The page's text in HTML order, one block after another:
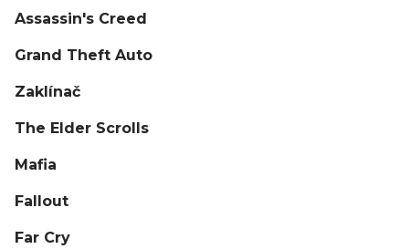
Assassin's Creed
Grand Theft Auto
Zaklínač
The Elder Scrolls
Mafia
Fallout
Far Cry